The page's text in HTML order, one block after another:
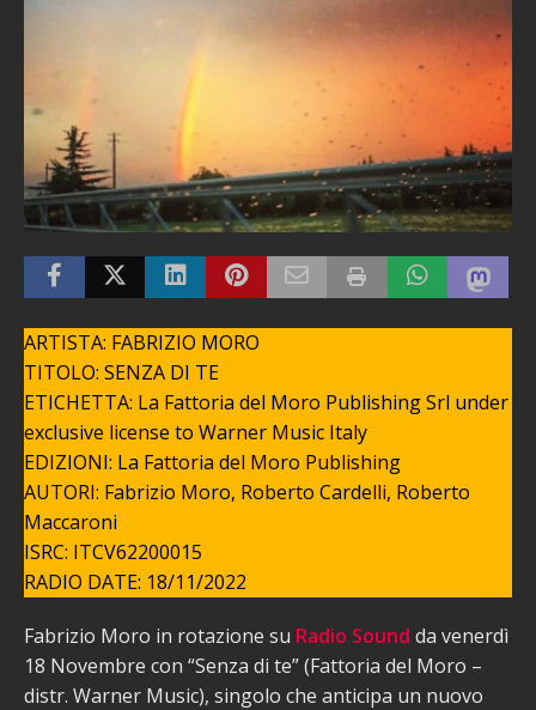
ARTISTA: FABRIZIO MORO
TITOLO: SENZA DI TE
ETICHETTA: La Fattoria del Moro Publishing Srl under
exclusive license to Warner Music Italy
EDIZIONI: La Fattoria del Moro Publishing
AUTORI: Fabrizio Moro, Roberto Cardelli, Roberto
Maccaroni
ISRC: ITCV62200015
RADIO DATE: 18/11/2022
Fabrizio Moro in rotazione su Radio Sound da venerdì
18 Novembre con “Senza di te” (Fattoria del Moro –
distr. Warner Music), singolo che anticipa un nuovo